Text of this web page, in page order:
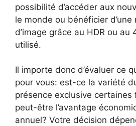
possibilité d’accéder aux
le monde ou bénéficier
d’image grâce au HDR ou au
utilisé.
Il importe donc d’évaluer ce
pour vous: est-ce la variété
présence exclusive certaines
peut-être l’avantage
annuel? Votre décision